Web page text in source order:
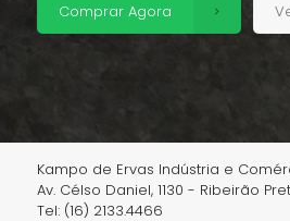
Comprar Agora
Kampo de Ervas Indústria e
Av. Célso Daniel, 1130 - Ribeirão
Tel: (16) 2133.4466